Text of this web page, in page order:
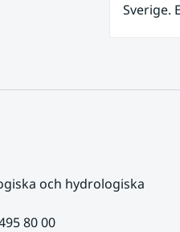
Sverige.
Hugo
och hydrologiska
80 00